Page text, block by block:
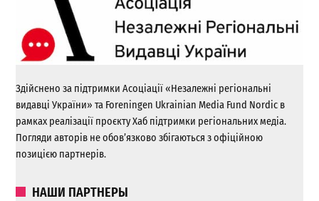
Здійснено за підтримки Асоціації «Незалежні регіональні
видавці України» та Foreningen Ukrainian Media Fund Nordic в
рамках реалізації проєкту Хаб підтримки регіональних медіа.
Погляди авторів не обов’язково збігаються з офіційною
позицією партнерів.
НАШИ ПАРТНЕРЫ